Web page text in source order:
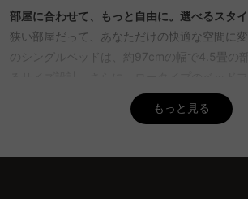
A. シングルベッドを2台並べる場合は、幅約
が必要です。さらに、ベッド周りを移動しや
ってレイアウトすることをおすすめします。
テムを豊富に取り揃えておりますので、寝室
A. 狭いお部屋で快適に過ごすためには、収納
部屋に合わせて、もっと自由に。選べるスタ
狭い部屋だって、あなただけの快適な空間に
のシングルベッドは、約97cmの幅で4.5畳の
間に広がりを感じられる工夫もプラス。北欧
ヴィンテージなど、豊富なスタイルからあな
もっと見る